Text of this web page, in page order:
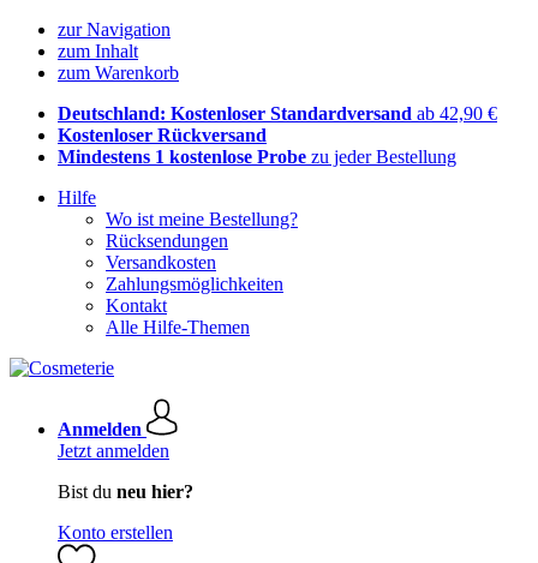
zur Navigation
zum Inhalt
zum Warenkorb
Deutschland: Kostenloser Standardversand ab 42,90 €
Kostenloser Rückversand
Mindestens 1 kostenlose Probe zu jeder Bestellung
Hilfe
Wo ist meine Bestellung?
Rücksendungen
Versandkosten
Zahlungsmöglichkeiten
Kontakt
Alle Hilfe-Themen
Anmelden
Jetzt anmelden
Bist du neu hier?
Konto erstellen